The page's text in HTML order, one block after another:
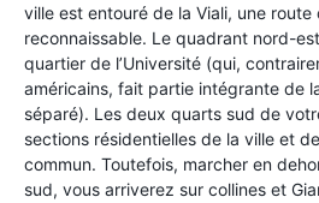
ville est entouré de la Viali, une
reconnaissable. Le quadrant nord-
quartier de l’Université (qui,
américains, fait partie intégrante de
séparé). Les deux quarts sud de
sections résidentielles de la ville et
commun. Toutefois, marcher en
sud, vous arriverez sur collines et